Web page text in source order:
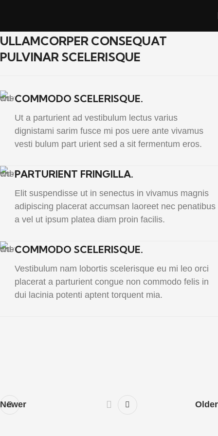
ULLAMCORPER CONSEQUAT
PULVINAR SCELERISQUE
COMMODO SCELERISQUE.
Ut a parturient ad vestibulum lectus varius
dignistami sarim fusce mi pos uere ante vivamus
vesti bulum part urient sed a sit fermentum eros.
PARTURIENT FRINGILLA.
Elit suspendisse ut in senectus in vivamus magnis
adipiscing placerat accumsan laoreet nec penatibus
a vel ut ipsum platea diam proin facilis.
COMMODO SCELERISQUE.
Vestibulum nam lobortis scelerisque eu mi leo orci
placerat a parturient congue non commodo felis in
dui lacinia potenti aptent torquent mia.
Newer Older